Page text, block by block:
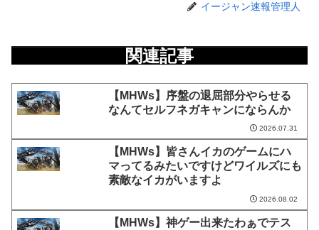
イージャン速報管理人
関連記事
【MHWs】序盤の退屈部分やらせる
なんてセルフネガキャンにならんか
2026.07.31
【MHWs】皆さんイカのゲームにハ
マってるみたいですけどワイルズにも
素敵なイカがいますよ
2026.08.02
【MHWs】神ゲー出来たわぁでテス